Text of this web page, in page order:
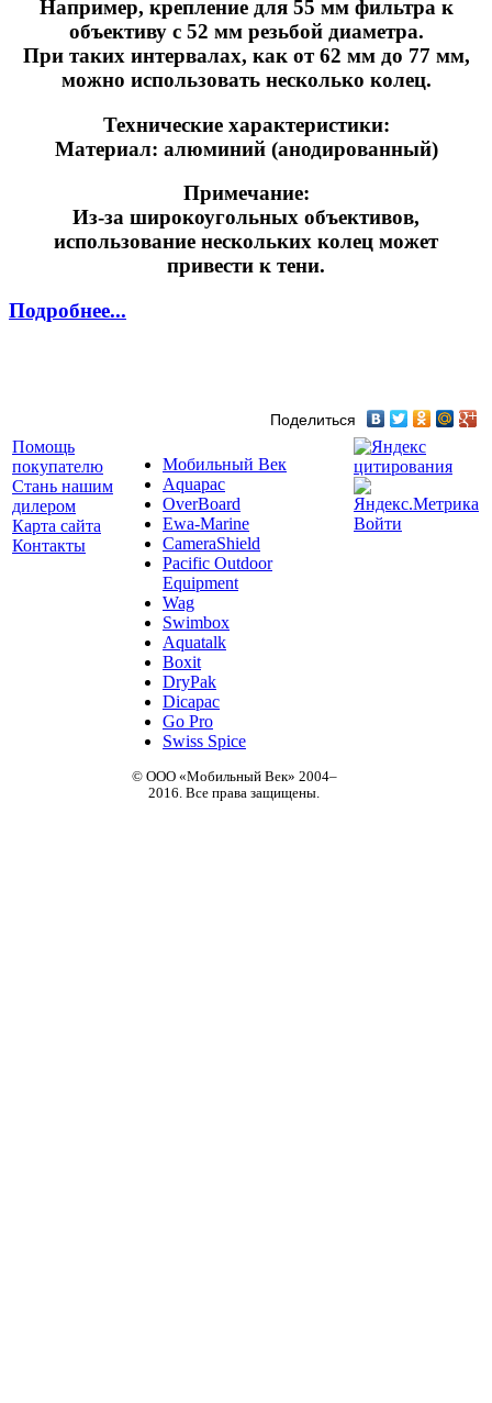
Например, крепление для 55 мм фильтра к
объективу с 52 мм резьбой диаметра.
При таких интервалах, как от 62 мм до 77 мм,
можно использовать несколько колец.
Технические характеристики:
Материал: алюминий (анодированный)
Примечание:
Из-за широкоугольных объективов,
использование нескольких колец может
привести к тени.
Подробнее...
Поделиться
Помощь
покупателю
Стань нашим
дилером
Карта сайта
Контакты
Мобильный Век
Aquapac
OverBoard
Ewa-Marine
CameraShield
Pacific Outdoor
Equipment
Wag
Swimbox
Aquatalk
Boxit
DryPak
Dicapac
Go Pro
Swiss Spice
© ООО «Мобильный Век» 2004–
2016. Все права защищены.
Войти